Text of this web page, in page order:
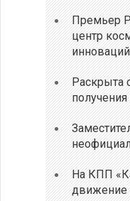
Премьер
центр
инноваций
Раскрыта
На КПП
движение